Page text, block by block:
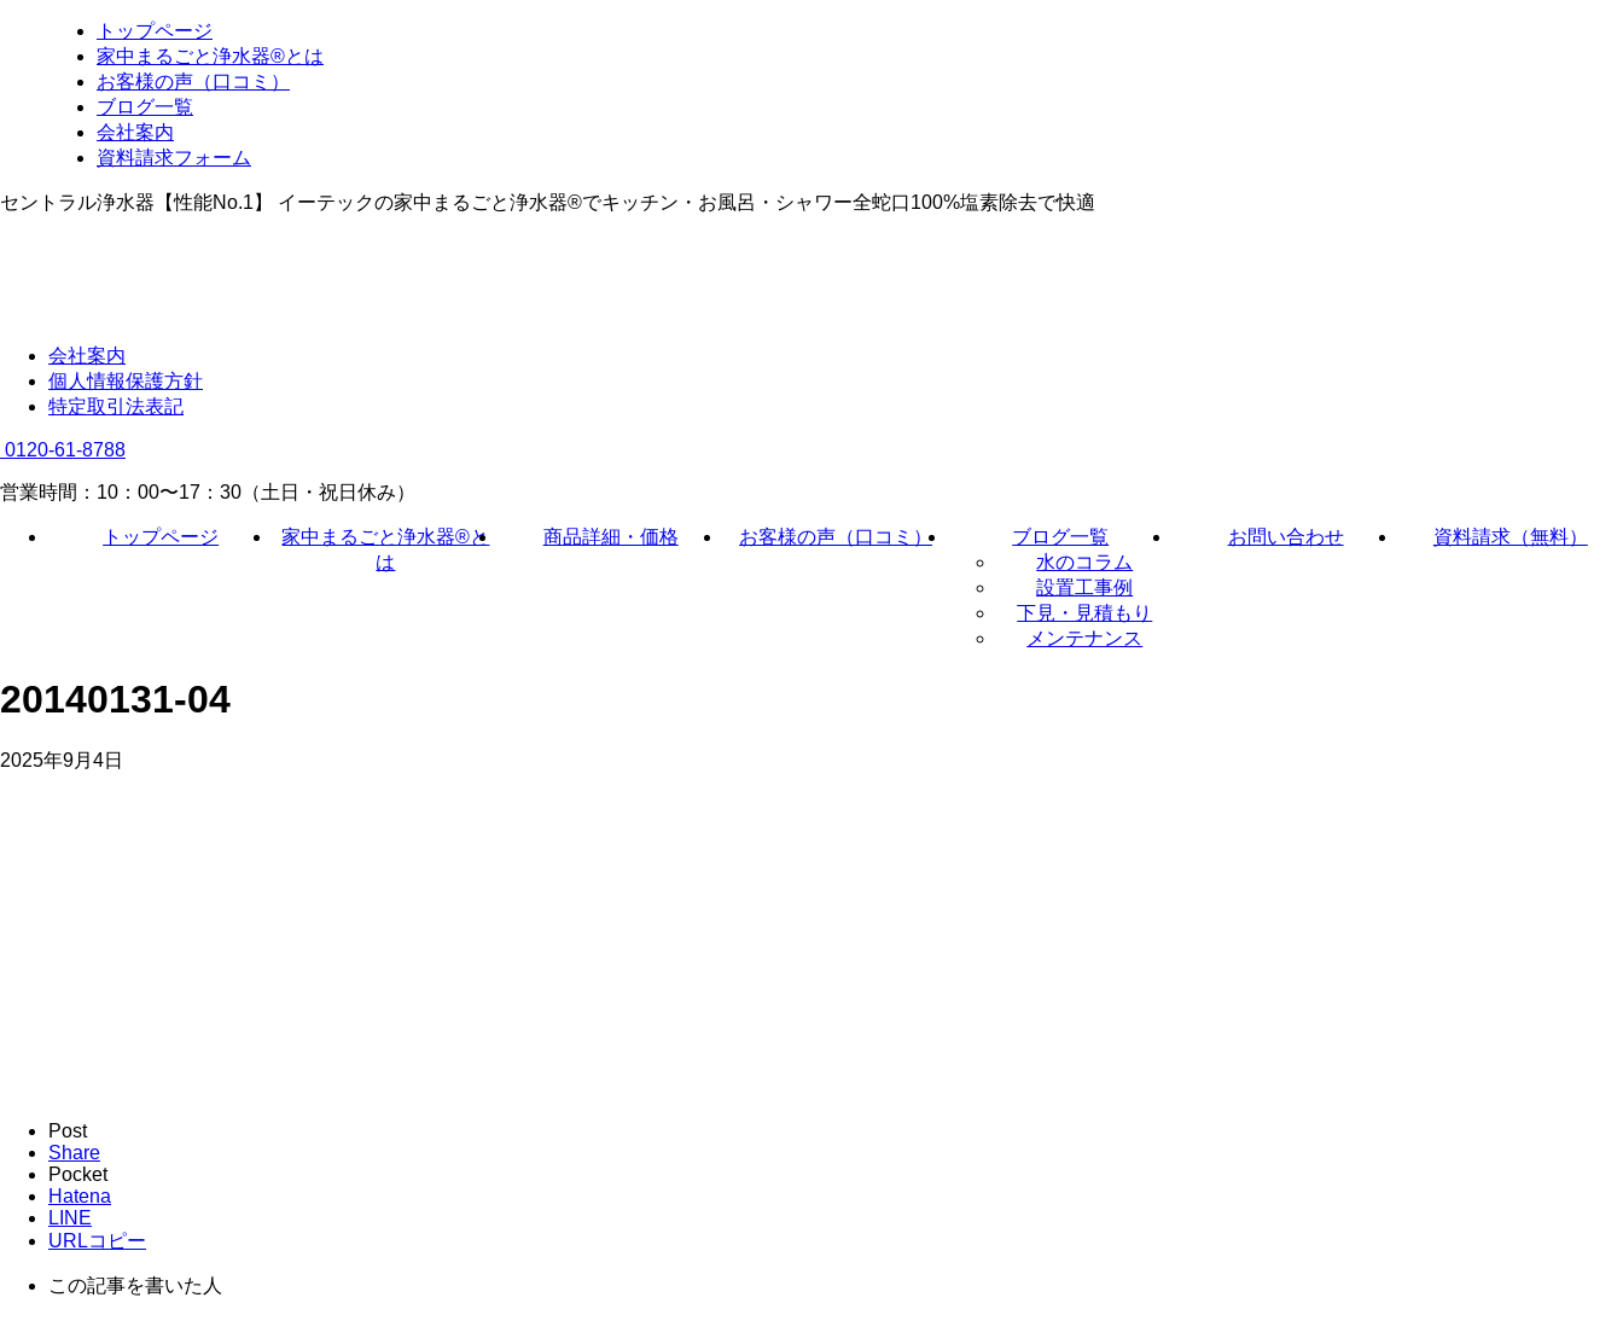
トップページ
家中まるごと浄水器®とは
お客様の声（口コミ）
ブログ一覧
会社案内
資料請求フォーム
セントラル浄水器【性能No.1】 イーテックの家中まるごと浄水器®でキッチン・お風呂・シャワー全蛇口100%塩素除去で快適
会社案内
個人情報保護方針
特定取引法表記
0120-61-8788
営業時間：10：00〜17：30（土日・祝日休み）
トップページ
家中まるごと浄水器®と
は
商品詳細・価格 お客様の声（口コミ）
ブログ一覧
水のコラム
設置工事例
下見・見積もり
メンテナンス
お問い合わせ 資料請求（無料）
20140131-04
2025年9月4日
Post
Share
Pocket
Hatena
LINE
URLコピー
この記事を書いた人